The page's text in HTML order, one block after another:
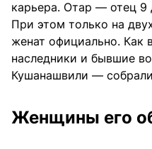
карьера. Отар — отец
При этом только на
женат официально. Как
наследники и бывшие
Кушанашвили — собрали
Женщины его